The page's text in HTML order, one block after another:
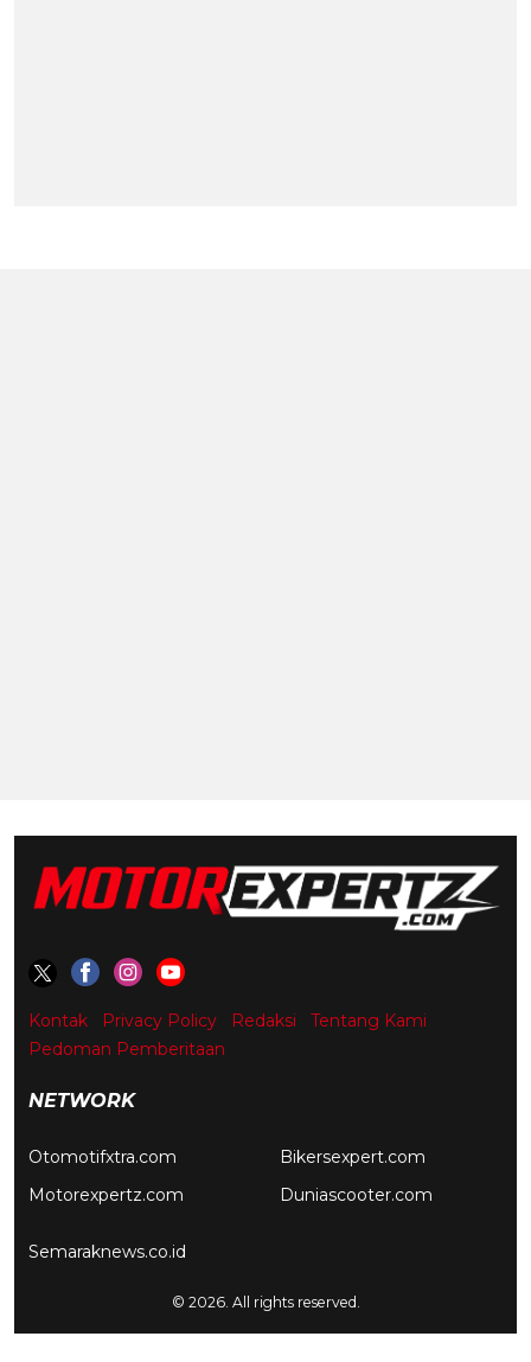
Kontak Privacy Policy Redaksi
Tentang Kami
Pedoman Pemberitaan
NETWORK
Otomotifxtra.com
Motorexpertz.com
Bikersexpert.com
Duniascooter.com
Semaraknews.co.id
© 2026. All rights reserved.